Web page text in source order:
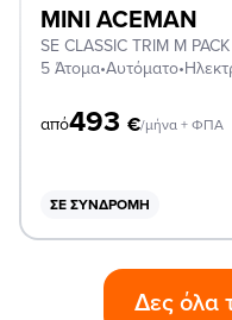
MINI ACEMAN
SE CLASSIC TRIM M PACK
5 Άτομα•Αυτόματο•
από493 €/μήνα + ΦΠΑ
ΣΕ ΣΥΝΔΡΟΜΉ
Δες όλα